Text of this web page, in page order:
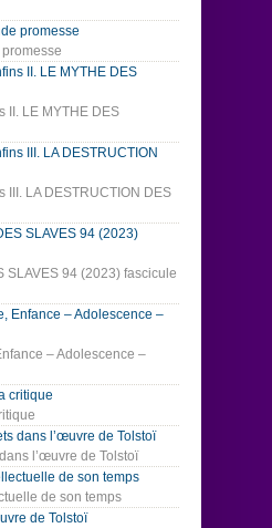
II. LE MYTHE DES
III. LA DESTRUCTION DES
SLAVES 94 (2023) fascicule
– Adolescence –
l’œuvre de Tolstoï
de son temps